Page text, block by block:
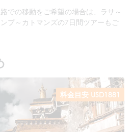
での移動をご希望の場合は、ラサ～
プ～カトマンズの7日間ツアーもご
料金目安 USD1881